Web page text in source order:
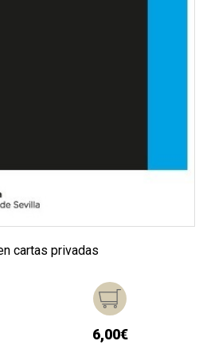
cartas privadas
6,00€